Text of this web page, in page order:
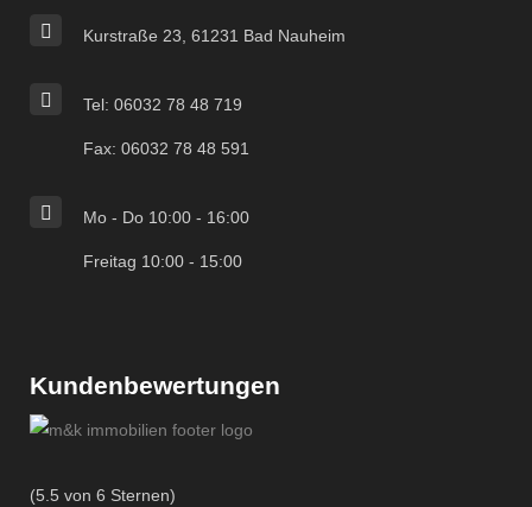
Kurstraße 23, 61231 Bad Nauheim
Tel: 06032 78 48 719
Fax: 06032 78 48 591
Mo - Do 10:00 - 16:00
Freitag 10:00 - 15:00
Kundenbewertungen
(5.5 von 6 Sternen)